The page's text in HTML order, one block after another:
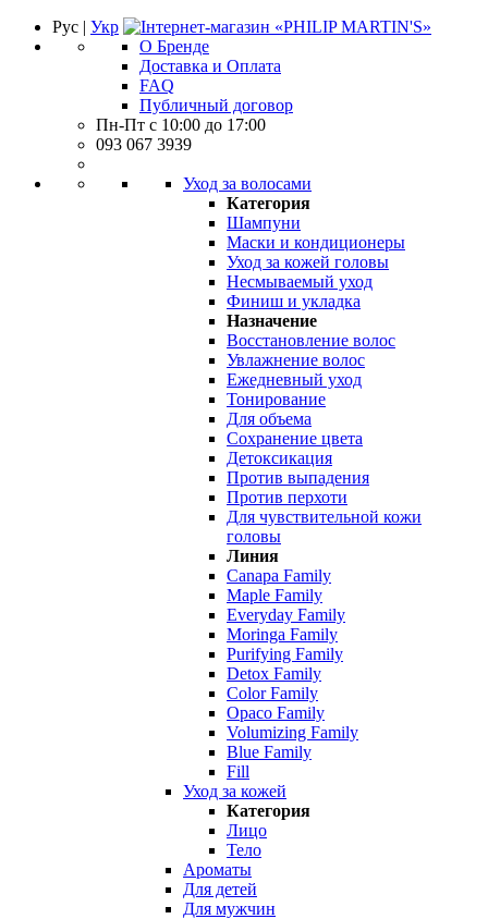
Рус | Укр
О Бренде
Доставка и Оплата
FAQ
Публичный договор
Пн-Пт с 10:00 до 17:00
093 067 3939
Уход за волосами
Категория
Шампуни
Маски и кондиционеры
Уход за кожей головы
Несмываемый уход
Финиш и укладка
Назначение
Восстановление волос
Увлажнение волос
Ежедневный уход
Тонирование
Для объема
Сохранение цвета
Детоксикация
Против выпадения
Против перхоти
Для чувствительной кожи
головы
Линия
Canapa Family
Maple Family
Everyday Family
Moringa Family
Purifying Family
Detox Family
Color Family
Opaco Family
Volumizing Family
Blue Family
Fill
Уход за кожей
Категория
Лицо
Тело
Ароматы
Для детей
Для мужчин